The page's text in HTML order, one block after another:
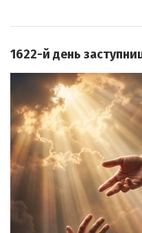
1622-й день